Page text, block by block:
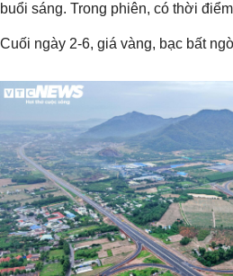
buổi sáng. Trong phiên, có thời
Cuối ngày 2-6, giá vàng, bạc bất